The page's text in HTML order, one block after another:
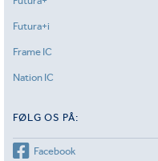
Futura+i
Frame IC
Nation IC
FØLG OS PÅ:
Facebook